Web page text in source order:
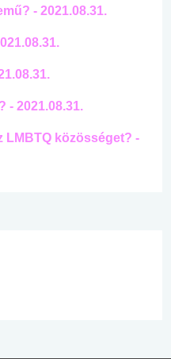
- 2021.08.31.
- 2021.08.31.
LMBTQ közösséget? -